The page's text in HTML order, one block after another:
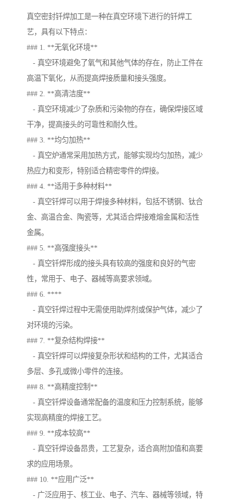
真空密封钎焊加工是一种在真空环境下进行的钎焊工
艺，具有以下特点：
### 1. **无氧化环境**
- 真空环境避免了氧气和其他气体的存在，防止工件在
高温下氧化，从而提高焊接质量和接头强度。
### 2. **高清洁度**
- 真空环境减少了杂质和污染物的存在，确保焊接区域
干净，提高接头的可靠性和耐久性。
### 3. **均匀加热**
- 真空炉通常采用加热方式，能够实现均匀加热，减少
热应力和变形，特别适合精密零件的焊接。
### 4. **适用于多种材料**
- 真空钎焊可以用于焊接多种材料，包括不锈钢、钛合
金、高温合金、陶瓷等，尤其适合焊接难熔金属和活性
金属。
### 5. **高强度接头**
- 真空钎焊形成的接头具有较高的强度和良好的气密
性，常用于、电子、器械等高要求领域。
### 6. ****
- 真空钎焊过程中无需使用助焊剂或保护气体，减少了
对环境的污染。
### 7. **复杂结构焊接**
- 真空钎焊可以焊接复杂形状和结构的工件，尤其适合
多层、多孔或微小零件的连接。
### 8. **高精度控制**
- 真空钎焊设备通常配备的温度和压力控制系统，能够
实现高精度的焊接工艺。
### 9. **成本较高**
- 真空钎焊设备昂贵，工艺复杂，适合高附加值和高要
求的应用场景。
### 10. **应用广泛**
- 广泛应用于、核工业、电子、汽车、器械等领域，特